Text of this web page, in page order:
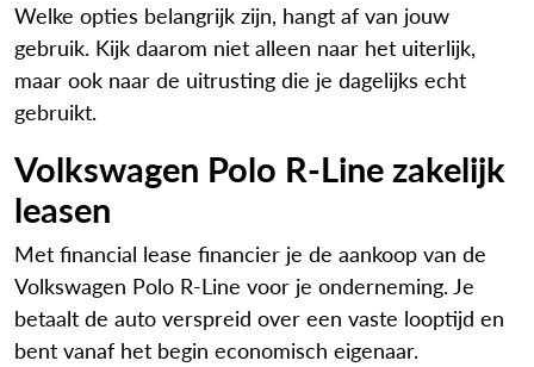
Welke opties belangrijk zijn, hangt af van jouw
gebruik. Kijk daarom niet alleen naar het uiterlijk,
maar ook naar de uitrusting die je dagelijks echt
gebruikt.
Volkswagen Polo R-Line zakelijk
leasen
Met financial lease financier je de aankoop van de
Volkswagen Polo R-Line voor je onderneming. Je
betaalt de auto verspreid over een vaste looptijd en
bent vanaf het begin economisch eigenaar.